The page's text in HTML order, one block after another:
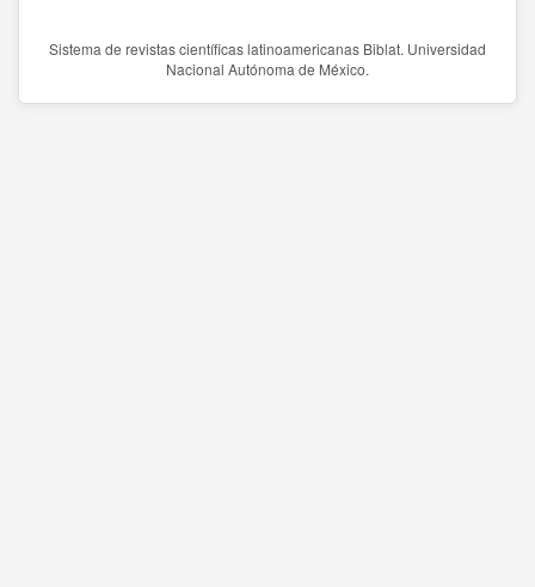
Sistema de revistas científicas latinoamericanas Biblat. Universidad
Nacional Autónoma de México.